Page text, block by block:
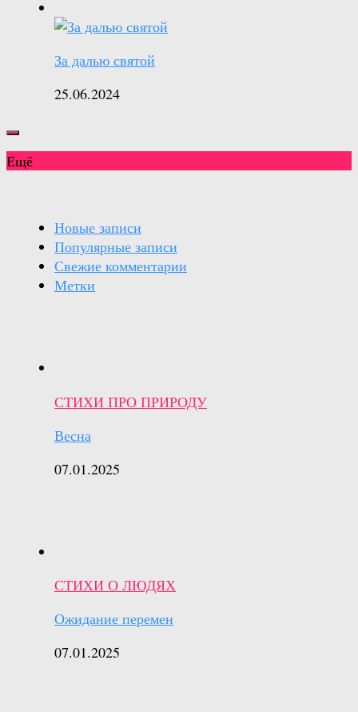
За далью святой
25.06.2024
Ещё
Новые записи
Популярные записи
Свежие комментарии
Метки
СТИХИ ПРО ПРИРОДУ
Весна
07.01.2025
СТИХИ О ЛЮДЯХ
Ожидание перемен
07.01.2025